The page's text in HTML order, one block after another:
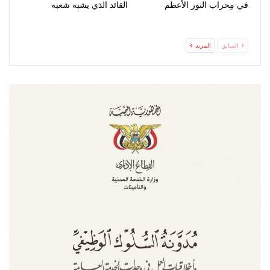
في مِحراب النور الأعظم القائد الذي يشبه شعبه
السابق المزيد